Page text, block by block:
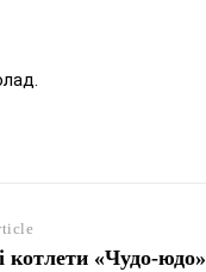
котлети «Чудо-юдо»